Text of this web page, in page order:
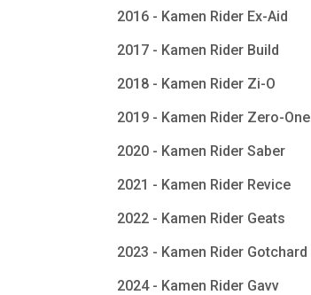
2016 - Kamen Rider Ex-Aid
2017 - Kamen Rider Build
2018 - Kamen Rider Zi-O
2019 - Kamen Rider Zero-One
2020 - Kamen Rider Saber
2021 - Kamen Rider Revice
2022 - Kamen Rider Geats
2023 - Kamen Rider Gotchard
2024 - Kamen Rider Gavv